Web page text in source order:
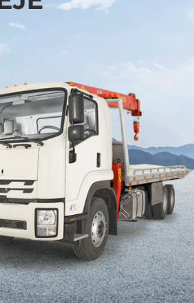
En CES Asia
se combinan las
ser optimizados los
también se presenta
a través de un
que KIA está
de KIA, comentó:
de una variedad de
sistemas, en 2019
desempeño de los
enriquecerán
mayor tiempo libre
en la movilidad.” KIA
en las carreteras
tecnología. KIA, por
comercialización de